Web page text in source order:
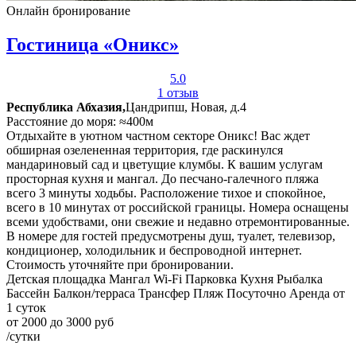
Онлайн бронирование
Гостиница «Оникс»
5.0
1 отзыв
Республика Абхазия,Цандрипш, Новая, д.4
Расстояние до моря: ≈400м
Отдыхайте в уютном частном секторе Оникс! Вас ждет
обширная озелененная территория, где раскинулся
мандариновый сад и цветущие клумбы. К вашим услугам
просторная кухня и мангал. До песчано-галечного пляжа
всего 3 минуты ходьбы. Расположение тихое и спокойное,
всего в 10 минутах от российской границы. Номера оснащены
всеми удобствами, они свежие и недавно отремонтированные.
В номере для гостей предусмотрены душ, туалет, телевизор,
кондиционер, холодильник и беспроводной интернет.
Стоимость уточняйте при бронировании.
Детская площадка Мангал Wi-Fi Парковка Кухня Рыбалка
Бассейн Балкон/терраса Трансфер Пляж Посуточно Аренда от
1 суток
от 2000 до 3000 руб
/сутки